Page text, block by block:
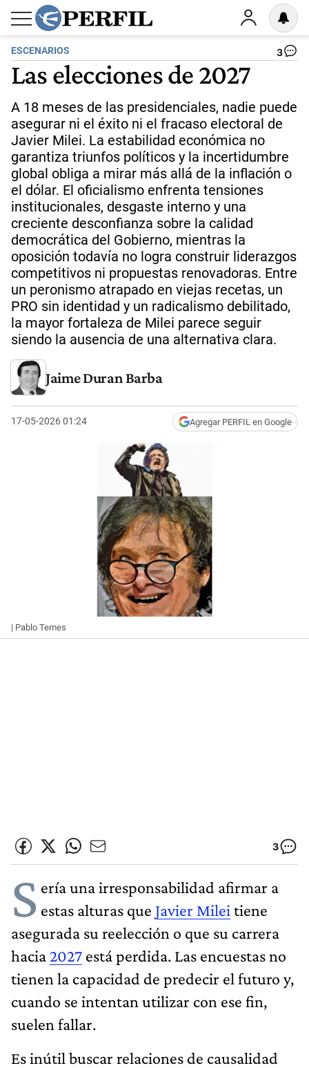
ESCENARIOS 3
Las elecciones de 2027
A 18 meses de las presidenciales, nadie puede
asegurar ni el éxito ni el fracaso electoral de
Javier Milei. La estabilidad económica no
garantiza triunfos políticos y la incertidumbre
global obliga a mirar más allá de la inflación o
el dólar. El oficialismo enfrenta tensiones
institucionales, desgaste interno y una
creciente desconfianza sobre la calidad
democrática del Gobierno, mientras la
oposición todavía no logra construir liderazgos
competitivos ni propuestas renovadoras. Entre
un peronismo atrapado en viejas recetas, un
PRO sin identidad y un radicalismo debilitado,
la mayor fortaleza de Milei parece seguir
siendo la ausencia de una alternativa clara.
Jaime Duran Barba
17-05-2026 01:24 Agregar PERFIL en Google
| Pablo Temes
3
S ería una irresponsabilidad afirmar a
estas alturas que Javier Milei tiene
asegurada su reelección o que su carrera
hacia 2027 está perdida. Las encuestas no
tienen la capacidad de predecir el futuro y,
cuando se intentan utilizar con ese fin,
suelen fallar.
Es inútil buscar relaciones de causalidad